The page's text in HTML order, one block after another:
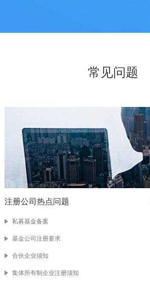
常见问题
注册公司热点问题
私募基金备案
基金公司注册要求
合伙企业须知
集体所有制企业注册须知